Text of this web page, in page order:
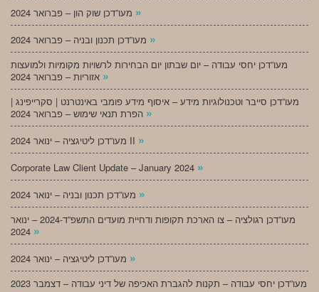
»
»
מעו”דכן יחסי עבודה – יום שבתון יום הבחירות לרשויות מקומיות ולמועצות
»
מעו”דכן סייבר וטכנולוגיות מידע – איסוף מידע פומבי באינטרנט | סקרייפינג |
»
מעו”דכן ליטיגציה – ינואר 2024 II »
Corporate Law Client Update – January 2024 »
»
מעו”דכן רגולציה – צו הארכת תקופות ודחיית מועדים התשפ”ד-2024 – ינואר
»
»
מעו”דכן יחסי עבודה – תקנות להגברת האכיפה של דיני עבודה – דצמבר 2023